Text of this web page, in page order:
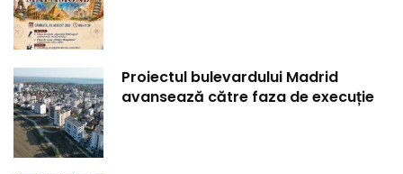
Proiectul bulevardului Madrid
avansează către faza de execuție